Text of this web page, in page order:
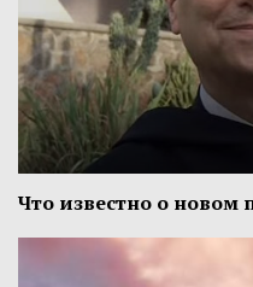
Что известно о новом